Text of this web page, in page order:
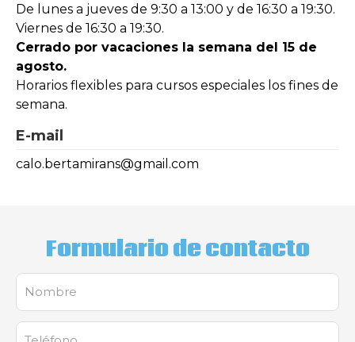
De lunes a jueves de 9:30 a 13:00 y de 16:30 a 19:30.
Viernes de 16:30 a 19:30.
Cerrado por vacaciones la semana del 15 de
agosto.
Horarios flexibles para cursos especiales los fines de
semana.
E-mail
calo.bertamirans@gmail.com
Formulario de contacto